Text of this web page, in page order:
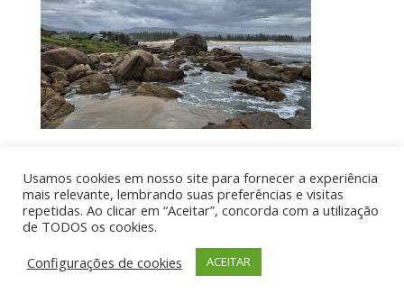
Por aí de Barraca - direitos reservados - Desenvolvido
por UIA WEB
Usamos cookies em nosso site para fornecer a experiência
mais relevante, lembrando suas preferências e visitas
repetidas. Ao clicar em “Aceitar”, concorda com a utilização
de TODOS os cookies.
Configurações de cookies
ACEITAR